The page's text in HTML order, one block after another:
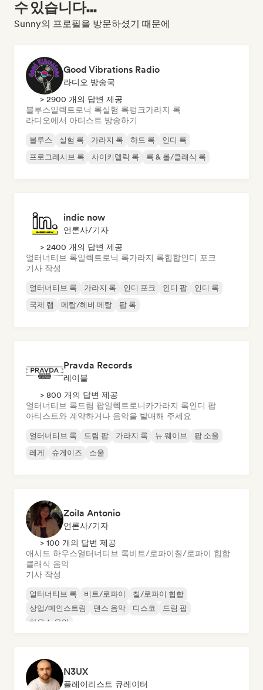
수 있습니다...
Sunny의 프로필을 방문하셨기 때문에
Good Vibrations Radio
라디오 방송국
> 2900 개의 답변 제공
블루스일렉트로닉 록실험 록펑크가라지 록
라디오에서 아티스트 방송하기
블루스 실험 록 가라지 록 하드 록
인디 록
프로그레시브 록
사이키델릭 록 록 & 롤/클래식 록
indie now
언론사/기자
> 2400 개의 답변 제공
얼터너티브 록일렉트로닉 록가라지 록힙합인디 포크
기사 작성
얼터너티브 록 가라지 록 인디 포크 인디 팝
인디 록
국제 랩
메탈/헤비 메탈 팝 록
Pravda Records
레이블
> 800 개의 답변 제공
얼터너티브 록드림 팝일렉트로니카가라지 록인디 팝
아티스트와 계약하거나 음악을 발매해 주세요
얼터너티브 록 드림 팝 가라지 록 뉴 웨이브
팝 소울
레게
슈게이즈 소울
Zoila Antonio
언론사/기자
> 100 개의 답변 제공
애시드 하우스얼터너티브 록비트/로파이칠/로파이 힙합
클래식 음악
기사 작성
얼터너티브 록 비트/로파이
칠/로파이 힙합
상업/메인스트림
댄스 음악 디스코
드림 팝
하우스 음악
N3UX
플레이리스트 큐레이터